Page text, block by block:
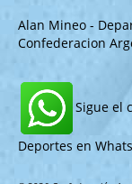
Alan Mineo -
Confederacion
Sigue el
Deportes en